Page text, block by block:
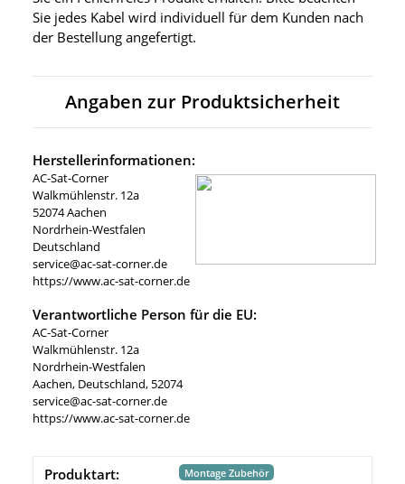
Sie jedes Kabel wird individuell für dem Kunden nach
der Bestellung angefertigt.
Angaben zur Produktsicherheit
Herstellerinformationen:
AC-Sat-Corner
Walkmühlenstr. 12a
52074 Aachen
Nordrhein-Westfalen
Deutschland
service@ac-sat-corner.de
https://www.ac-sat-corner.de
Verantwortliche Person für die EU:
AC-Sat-Corner
Walkmühlenstr. 12a
Nordrhein-Westfalen
Aachen, Deutschland, 52074
service@ac-sat-corner.de
https://www.ac-sat-corner.de
Produktart: Montage Zubehör